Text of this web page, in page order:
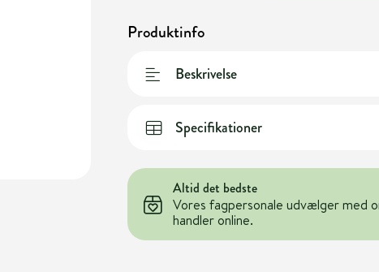
Produktinfo
Beskrivelse
Specifikationer
Altid det bedste
Vores fagpersonale udvælger med
handler online.